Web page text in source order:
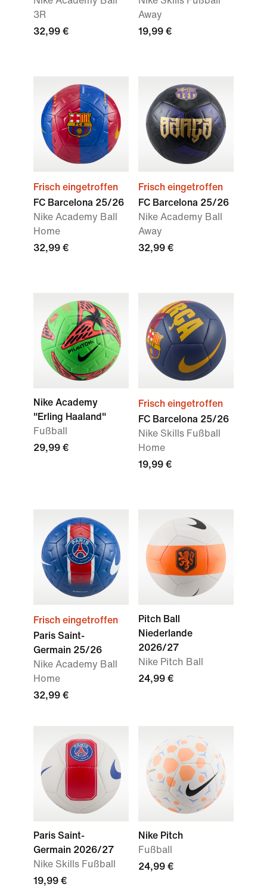
3R
32,99 €
Away
19,99 €
Frisch eingetroffen
FC Barcelona 25/26
Nike Academy Ball
Home
32,99 €
Frisch eingetroffen
FC Barcelona 25/26
Nike Academy Ball
Away
32,99 €
Nike Academy
"Erling Haaland"
Fußball
29,99 €
Frisch eingetroffen
FC Barcelona 25/26
Nike Skills Fußball
Home
19,99 €
Frisch eingetroffen
Paris Saint-
Germain 25/26
Nike Academy Ball
Home
32,99 €
Pitch Ball
Niederlande
2026/27
Nike Pitch Ball
24,99 €
Paris Saint-
Germain 2026/27
Nike Skills Fußball
19,99 €
Nike Pitch
Fußball
24,99 €